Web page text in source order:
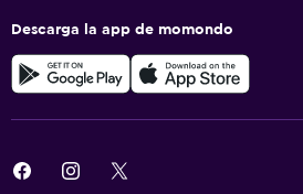
Descarga la app de momondo